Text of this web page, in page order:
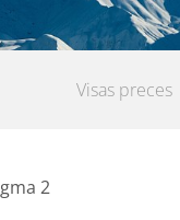
Visas preces
2